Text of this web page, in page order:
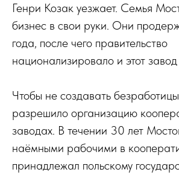
Генри Козак уезжает. Семья
бизнес в свои руки. Они
года, после чего правительство
национализировало и этот
Чтобы не создавать
разрешило организацию
заводах. В течении 30 лет
наёмными рабочими в
принадлежал польскому